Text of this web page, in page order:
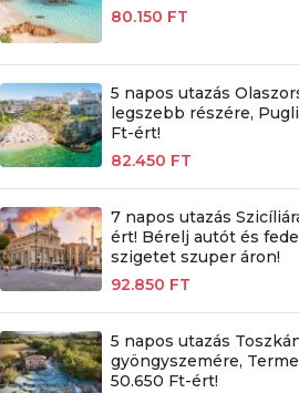
80.150 FT
5 napos utazás
legszebb részére,
Ft-ért!
82.450 FT
7 napos utazás
ért! Bérelj autót és
szigetet szuper áron!
92.850 FT
5 napos utazás
gyöngyszemére,
50.650 Ft-ért!